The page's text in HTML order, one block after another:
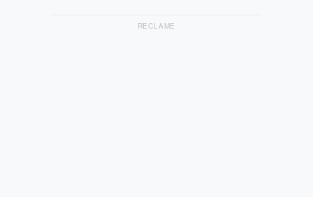
RECLAME